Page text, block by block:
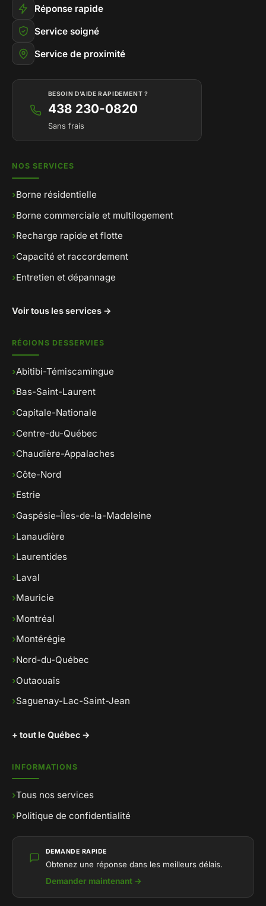
Réponse rapide
Service soigné
Service de proximité
BESOIN D’AIDE RAPIDEMENT ?
438 230-0820
Sans frais
NOS SERVICES
›Borne résidentielle
›Borne commerciale et multilogement
›Recharge rapide et flotte
›Capacité et raccordement
›Entretien et dépannage
Voir tous les services →
RÉGIONS DESSERVIES
›Abitibi-Témiscamingue
›Bas-Saint-Laurent
›Capitale-Nationale
›Centre-du-Québec
›Chaudière-Appalaches
›Côte-Nord
›Estrie
›Gaspésie–Îles-de-la-Madeleine
›Lanaudière
›Laurentides
›Laval
›Mauricie
›Montréal
›Montérégie
›Nord-du-Québec
›Outaouais
›Saguenay-Lac-Saint-Jean
+ tout le Québec →
INFORMATIONS
›Tous nos services
›Politique de confidentialité
DEMANDE RAPIDE
Obtenez une réponse dans les meilleurs délais.
Demander maintenant →